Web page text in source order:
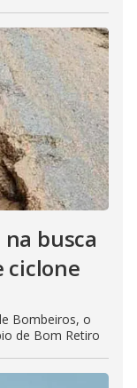
busca
ciclone
Bombeiros, o
de Bom Retiro